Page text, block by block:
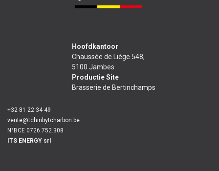
Hoofdkantoor
Chaussée de Liège 548,
5100 Jambes
Productie Site
Brasserie de Bertinchamps
+32 81 22 34 49
vente@tchinbytcharbon.be
N°BCE 0726.752.308
ITS ENERGY srl